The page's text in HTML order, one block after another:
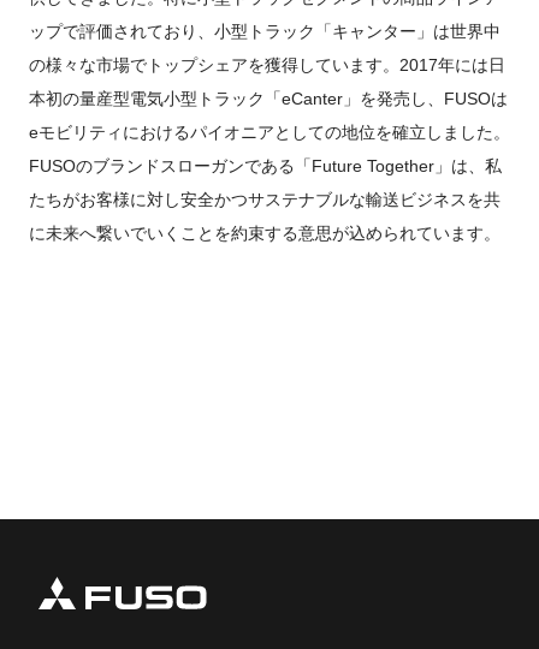
ップで評価されており、小型トラック「キャンター」は世界中
の様々な市場でトップシェアを獲得しています。2017年には日
本初の量産型電気小型トラック「eCanter」を発売し、FUSOは
eモビリティにおけるパイオニアとしての地位を確立しました。
FUSOのブランドスローガンである「Future Together」は、私
たちがお客様に対し安全かつサステナブルな輸送ビジネスを共
に未来へ繋いでいくことを約束する意思が込められています。